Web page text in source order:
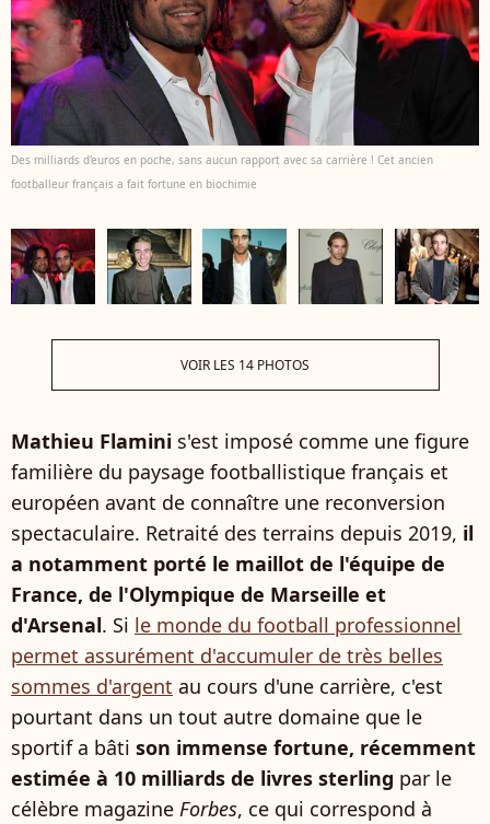
Des milliards d'euros en poche, sans aucun rapport avec sa carrière ! Cet ancien
footballeur français a fait fortune en biochimie
VOIR LES 14 PHOTOS
Mathieu Flamini s'est imposé comme une figure
familière du paysage footballistique français et
européen avant de connaître une reconversion
spectaculaire. Retraité des terrains depuis 2019, il
a notamment porté le maillot de l'équipe de
France, de l'Olympique de Marseille et
d'Arsenal. Si le monde du football professionnel
permet assurément d'accumuler de très belles
sommes d'argent au cours d'une carrière, c'est
pourtant dans un tout autre domaine que le
sportif a bâti son immense fortune, récemment
estimée à 10 milliards de livres sterling par le
célèbre magazine Forbes, ce qui correspond à